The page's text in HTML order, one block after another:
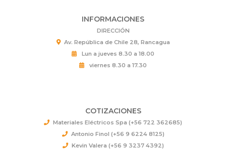
INFORMACIONES
DIRECCIÓN
Av. República de Chile 28, Rancagua
Lun a jueves 8.30 a 18.00
viernes 8.30 a 17.30
COTIZACIONES
Materiales Eléctricos Spa (+56 722 362685)
Antonio Finol (+56 9 6224 8125)
Kevin Valera (+56 9 3237 4392)